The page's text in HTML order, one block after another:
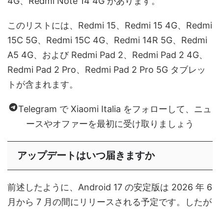
このリストには、Redmi 15、Redmi 15 4G、Redmi
15C 5G、Redmi 15C 4G、Redmi 14R 5G、Redmi
A5 4G、および Redmi Pad 2、Redmi Pad 2 4G、
Redmi Pad 2 Pro、Redmi Pad 2 Pro 5G タブレッ
トが含まれます。
Telegram で Xiaomi Italia をフォローして、ニュ
ースやオファーを最初に受け取りましょう
アップデートはいつ届きますか
前述したように、Android 17 の安定版は 2026 年 6
月から 7 月の間にリリースされる予定です。したが